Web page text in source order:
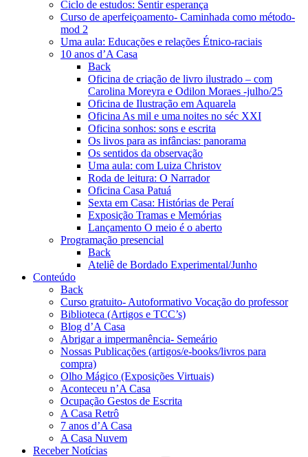
Ciclo de estudos: Sentir esperança
Curso de aperfeiçoamento- Caminhada como método-
mod 2
Uma aula: Educações e relações Étnico-raciais
10 anos d’A Casa
Back
Oficina de criação de livro ilustrado – com
Carolina Moreyra e Odilon Moraes -julho/25
Oficina de Ilustração em Aquarela
Oficina As mil e uma noites no séc XXI
Oficina sonhos: sons e escrita
Os livos para as infâncias: panorama
Os sentidos da observação
Uma aula: com Luiza Christov
Roda de leitura: O Narrador
Oficina Casa Patuá
Sexta em Casa: Histórias de Peraí
Exposição Tramas e Memórias
Lançamento O meio é o aberto
Programação presencial
Back
Ateliê de Bordado Experimental/Junho
Conteúdo
Back
Curso gratuito- Autoformativo Vocação do professor
Biblioteca (Artigos e TCC’s)
Blog d’A Casa
Abrigar a impermanência- Semeário
Nossas Publicações (artigos/e-books/livros para
compra)
Olho Mágico (Exposições Virtuais)
Aconteceu n’A Casa
Ocupação Gestos de Escrita
A Casa Retrô
7 anos d’A Casa
A Casa Nuvem
Receber Notícias